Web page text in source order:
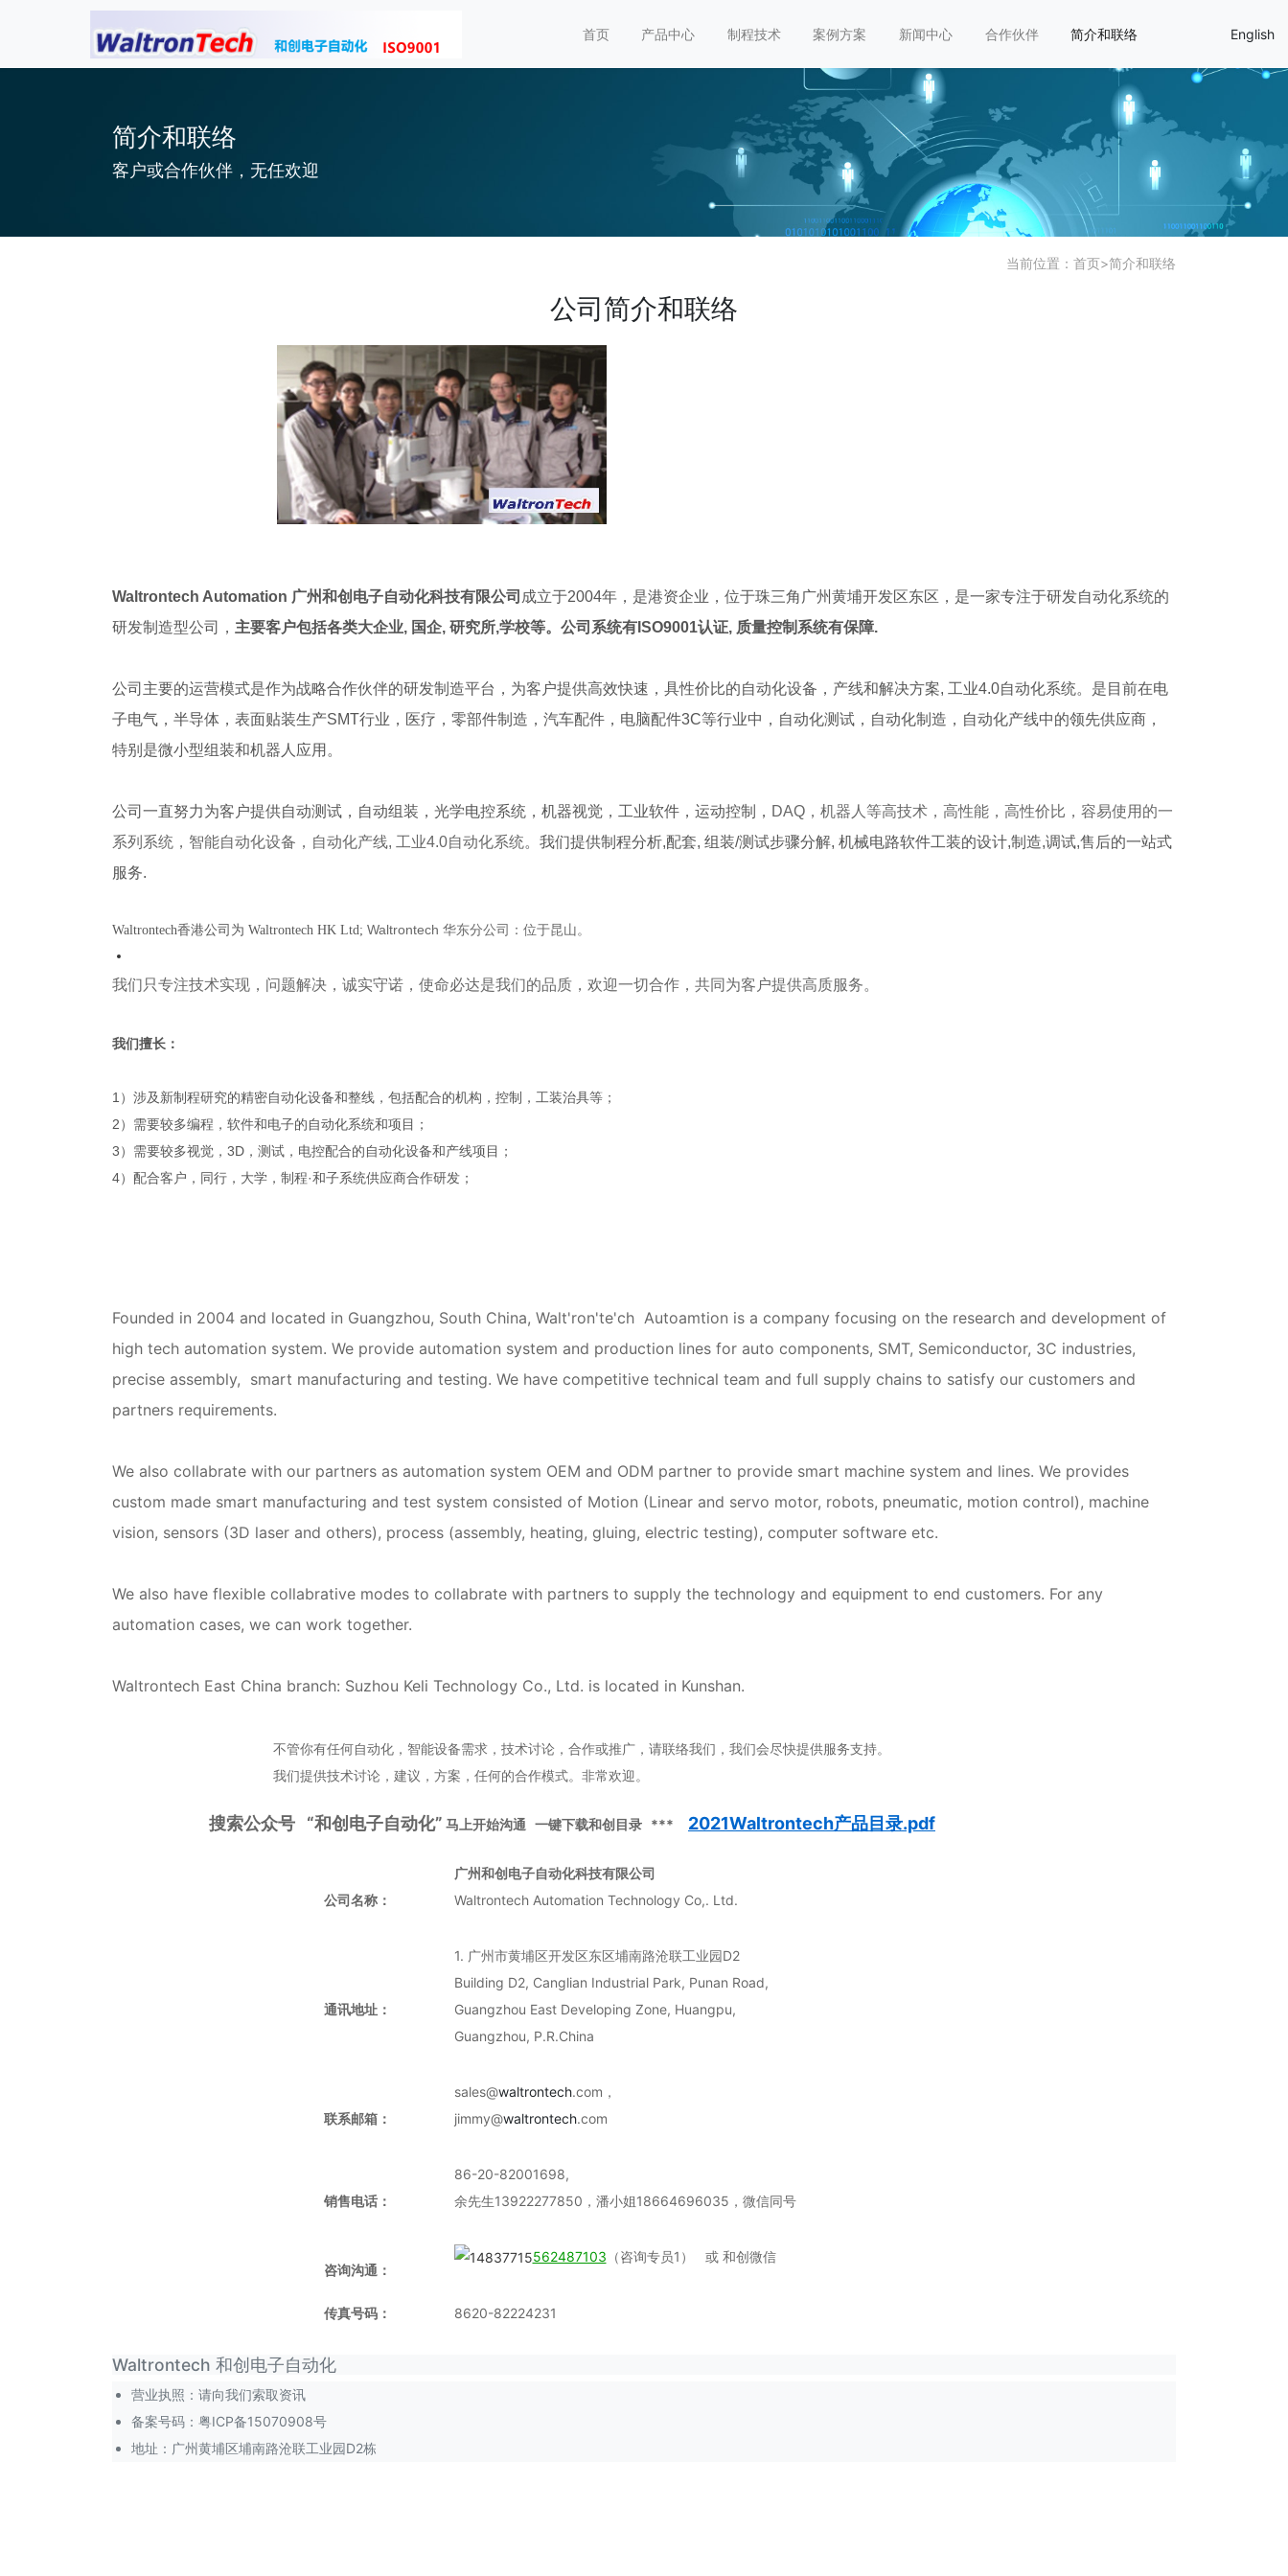
首页 产品中心 制程技术 案例方案 新闻中心 合作伙伴 简介和联络 English
简介和联络
客户或合作伙伴，无任欢迎
当前位置： 首页>简介和联络
公司简介和联络
Waltrontech Automation 广州和创电子自动化科技有限公司 成立于2004年，是港资企业，位于珠三角广州黄埔开发区东区，是一家专注于研发自动化系统的
研发制造型公司， 主要客户包括各类大企业, 国企, 研究所,学校等。公司系统有ISO9001认证, 质量控制系统有保障.
公司主要的运营模式是作为战略合作伙伴的研发制造平台，为客户提供高效快速，具性价比的自动化设备，产线和解决方案, 工业4.0自动化系统。是目前在电
子电气，半导体，表面贴装生产SMT行业，医疗，零部件制造，汽车配件，电脑配件3C等行业中，自动化测试，自动化制造，自动化产线中的领先供应商，
特别是微小型组装和机器人应用。
公司一直努力为客户提供自动测试，自动组装，光学电控系统，机器视觉，工业软件，运动控制， DAQ， 机器人等高技术，高性能，高性价比，容易使用的一
系列系统，智能自动化设备 ， 自动化产线, 工业4.0自动化系统。我们提供制程分析,配套, 组装/测试步骤分解, 机械电路软件工装的设计,制造,调试,售后的一站式
服务.
Waltrontech香港公司为 Waltrontech HK Ltd; Waltrontech 华东分公司：位于昆山。
我们只专注技术实现，问题解决，诚实守诺，使命必达是我们的品质，欢迎一切合作，共同为客户提供高质服务。
我们擅长：
1）涉及新制程研究的精密自动化设备和整线，包括配合的机构，控制，工装治具等；
2）需要较多编程，软件和电子的自动化系统和项目；
3）需要较多视觉，3D，测试，电控配合的自动化设备和产线项目；
4）配合客户，同行，大学，制程·和子系统供应商合作研发；
Founded in 2004 and located in Guangzhou, South China, Walt'ron'te'ch Autoamtion is a company focusing on the research and development of
high tech automation system. We provide automation system and production lines for auto components, SMT, Semiconductor, 3C industries,
precise assembly, smart manufacturing and testing. We have competitive technical team and full supply chains to satisfy our customers and
partners requirements.
We also collabrate with our partners as automation system OEM and ODM partner to provide smart machine system and lines. We provides
custom made smart manufacturing and test system consisted of Motion (Linear and servo motor, robots, pneumatic, motion control), machine
vision, sensors (3D laser and others), process (assembly, heating, gluing, electric testing), computer software etc.
We also have flexible collabrative modes to collabrate with partners to supply the technology and equipment to end customers. For any
automation cases, we can work together.
Waltrontech East China branch: Suzhou Keli Technology Co., Ltd. is located in Kunshan.
不管你有任何自动化，智能设备需求，技术讨论，合作或推广，请联络我们，我们会尽快提供服务支持。
我们提供技术讨论，建议，方案，任何的合作模式。非常欢迎。
搜索公众号 “和创电子自动化” 马上开始沟通 一键下载和创目录 *** 2021Waltrontech产品目录.pdf
公司名称：
广州和创电子自动化科技有限公司
Waltrontech Automation Technology Co,. Ltd.
通讯地址：
1. 广州市黄埔区开发区东区埔南路沧联工业园D2
Building D2, Canglian Industrial Park, Punan Road,
Guangzhou East Developing Zone, Huangpu,
Guangzhou, P.R.China
联系邮箱：
sales@waltrontech.com，
jimmy@waltrontech.com
销售电话：
86-20-82001698,
余先生13922277850，潘小姐18664696035，微信同号
咨询沟通：
562487103 （咨询专员1） 或 和创微信
传真号码： 8620-82224231
Waltrontech 和创电子自动化
营业执照：请向我们索取资讯
备案号码： 粤ICP备15070908号
地址：广州黄埔区埔南路沧联工业园D2栋